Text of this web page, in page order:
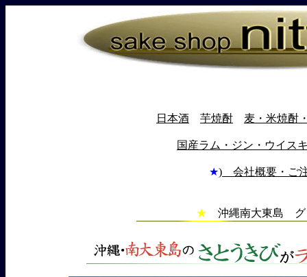
日本酒 芋焼酎 麦・米焼酎
国産ラム・ジン・ウイス
★) 会社概要・ご
★ 沖縄南大東島